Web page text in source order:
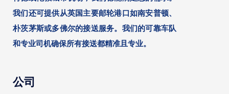
我们还可提供从英国主要邮轮港口如南安普顿、
朴茨茅斯或多佛尔的接送服务。我们的可靠车队
和专业司机确保所有接送都精准且专业。
公司